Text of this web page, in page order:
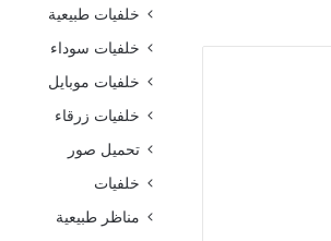
خلفيات طبيعية
خلفيات سوداء
خلفيات موبايل
خلفيات زرقاء
تحميل صور
خلفيات
مناظر طبيعية